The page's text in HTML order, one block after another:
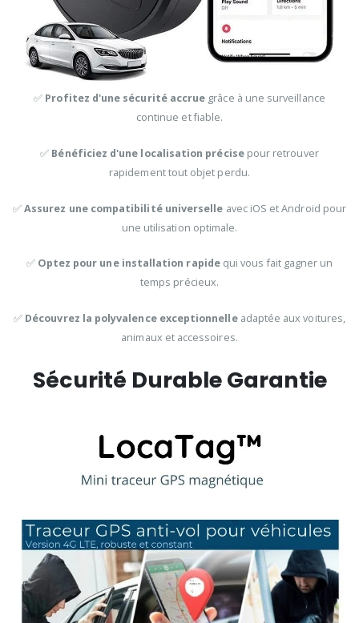
✅ Profitez d'une sécurité accrue grâce à une surveillance
continue et fiable.
✅ Bénéficiez d'une localisation précisepour retrouver
rapidement tout objet perdu.
✅Assurez une compatibilité universelle avec iOS et Android pour
une utilisation optimale.
✅ Optez pour une installation rapidequi vous fait gagner un
temps précieux.
✅ Découvrez la polyvalence exceptionnelleadaptée aux voitures,
animaux et accessoires.
Sécurité Durable Garantie